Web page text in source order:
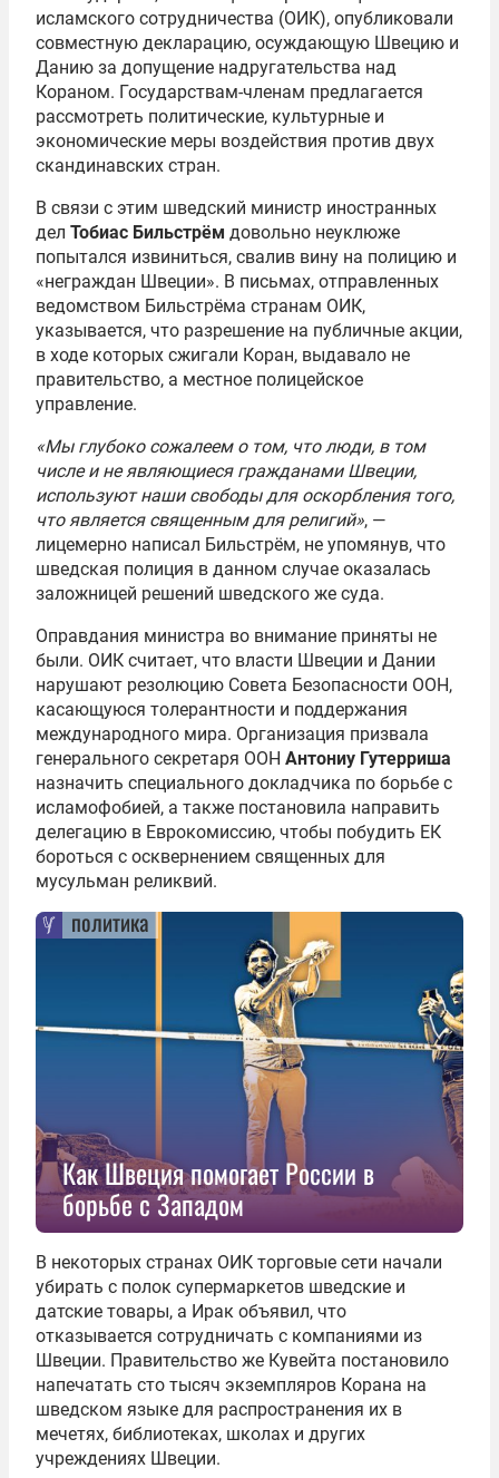
исламского сотрудничества (ОИК), опубликовали
совместную декларацию, осуждающую Швецию и
Данию за допущение надругательства над
Кораном. Государствам-членам предлагается
рассмотреть политические, культурные и
экономические меры воздействия против двух
скандинавских стран.
В связи с этим шведский министр иностранных
дел Тобиас Бильстрём довольно неуклюже
попытался извиниться, свалив вину на полицию и
«неграждан Швеции». В письмах, отправленных
ведомством Бильстрёма странам ОИК,
указывается, что разрешение на публичные акции,
в ходе которых сжигали Коран, выдавало не
правительство, а местное полицейское
управление.
«Мы глубоко сожалеем о том, что люди, в том
числе и не являющиеся гражданами Швеции,
используют наши свободы для оскорбления того,
что является священным для религий», —
лицемерно написал Бильстрём, не упомянув, что
шведская полиция в данном случае оказалась
заложницей решений шведского же суда.
Оправдания министра во внимание приняты не
были. ОИК считает, что власти Швеции и Дании
нарушают резолюцию Совета Безопасности ООН,
касающуюся толерантности и поддержания
международного мира. Организация призвала
генерального секретаря ООН Антониу Гутерриша
назначить специального докладчика по борьбе с
исламофобией, а также постановила направить
делегацию в Еврокомиссию, чтобы побудить ЕК
бороться с осквернением священных для
мусульман реликвий.
политика
Как Швеция помогает России в
борьбе с Западом
В некоторых странах ОИК торговые сети начали
убирать с полок супермаркетов шведские и
датские товары, а Ирак объявил, что
отказывается сотрудничать с компаниями из
Швеции. Правительство же Кувейта постановило
напечатать сто тысяч экземпляров Корана на
шведском языке для распространения их в
мечетях, библиотеках, школах и других
учреждениях Швеции.